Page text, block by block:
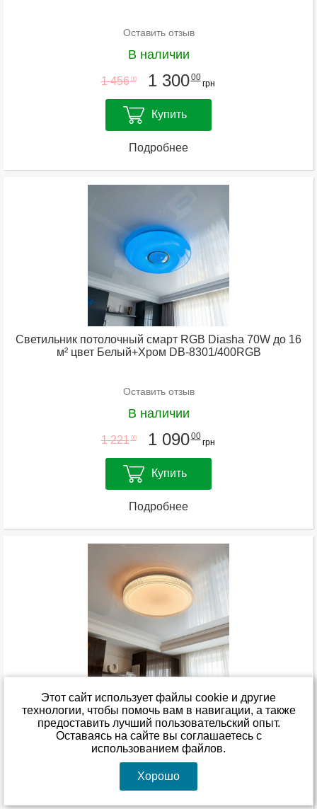
Оставить отзыв
В наличии
1 456 00 1 30000
грн
Купить
Подробнее
Светильник потолочный смарт RGB Diasha 70W до 16
м² цвет Белый+Хром DB-8301/400RGB
Оставить отзыв
В наличии
1 221 00 1 09000
грн
Купить
Подробнее
Светодиодная люстра в спальню смарт Diasha 80W
до 18 м² цвет Белый DB-8311/500RGB
Оставить отзыв
В наличии
Этот сайт использует файлы cookie и другие
технологии, чтобы помочь вам в навигации, а также
предоставить лучший пользовательский опыт.
Оставаясь на сайте вы соглашаетесь с
использованием файлов.
Хорошо